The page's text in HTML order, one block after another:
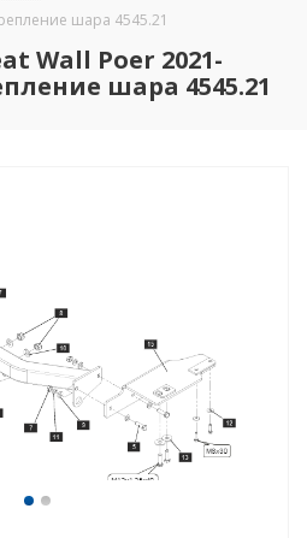
шара 4545.21
Wall Poer 2021-
шара 4545.21